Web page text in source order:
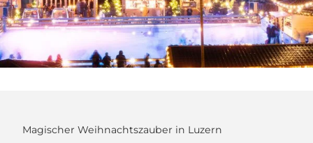
Magischer Weihnachtszauber in Luzern